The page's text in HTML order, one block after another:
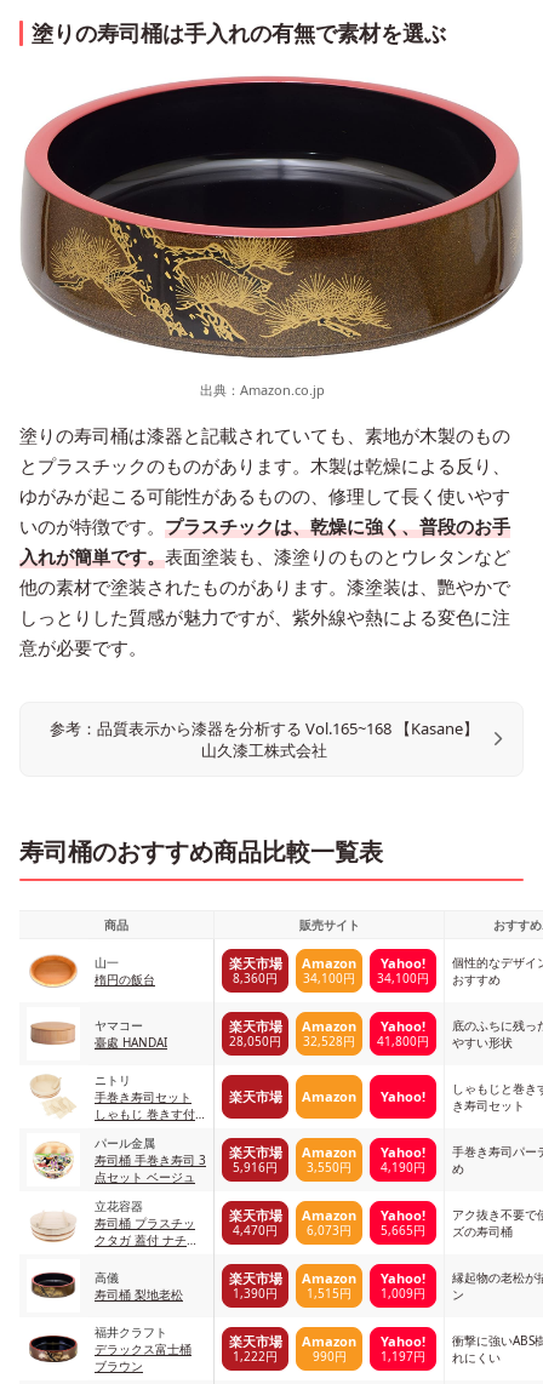
塗りの寿司桶は手入れの有無で素材を選ぶ
出典： Amazon.co.jp
塗りの寿司桶は漆器と記載されていても、素地が木製のもの
とプラスチックのものがあります。木製は乾燥による反り、
ゆがみが起こる可能性があるものの、修理して長く使いやす
いのが特徴です。 プラスチックは、乾燥に強く、普段のお手
入れが簡単です。表面塗装も、漆塗りのものとウレタンなど
他の素材で塗装されたものがあります。漆塗装は、艷やかで
しっとりした質感が魅力ですが、紫外線や熱による変色に注
意が必要です。
参考：品質表示から漆器を分析する Vol.165~168 【Kasane】
山久漆工株式会社
寿司桶のおすすめ商品比較一覧表
商品 販売サイト おすす
山一
楕円の飯台
楽天市場
8,360円
Amazon
34,100円
Yahoo!
34,100円
個性的なデザイ
おすすめ
ヤマコー
臺處 HANDAI
楽天市場
28,050円
Amazon
32,528円
Yahoo!
41,800円
底のふちに残っ
やすい形状
ニトリ
手巻き寿司セット
しゃもじ 巻きす付
楽天市場 Amazon Yahoo!
しゃもじと巻き
き寿司セット
パール金属
寿司桶 手巻き寿司 3
点セット ベージュ
楽天市場
5,916円
Amazon
3,550円
Yahoo!
4,190円
手巻き寿司パー
め
立花容器
寿司桶 プラスチッ
クタガ 蓋付 ナチュ
楽天市場
4,470円
Amazon
6,073円
Yahoo!
5,665円
アク抜き不要で
ズの寿司桶
高儀
寿司桶 梨地老松
楽天市場
1,390円
Amazon
1,515円
Yahoo!
1,009円
縁起物の老松が
ン
福井クラフト
デラックス富士桶
ブラウン
楽天市場
1,222円
Amazon
990円
Yahoo!
1,197円
衝撃に強いABS
れにくい